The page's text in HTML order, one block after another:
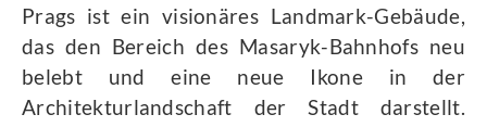
Prags ist ein visionäres Landmark-Gebäude,
das den Bereich des Masaryk-Bahnhofs neu
belebt und eine neue Ikone in der
Architekturlandschaft der Stadt darstellt.